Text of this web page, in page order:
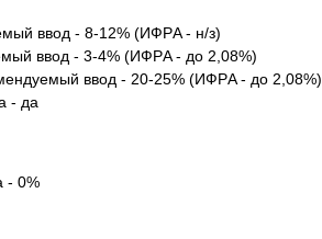
ввод - 8-12% (ИФРA - н/з)
ввод - 3-4% (ИФРA - до 2,08%)
ввод - 20-25% (ИФРA - до 2,08%)
- да
- 0%